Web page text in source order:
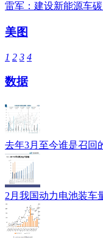
雷军：建设新能源车
美图
1 2 3 4
数据
去年3月至今谁是召回
2月我国动力电池装车